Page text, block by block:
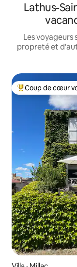
Lathus-
Les voyageurs
propreté et
Coup de cœur
Coup de cœur